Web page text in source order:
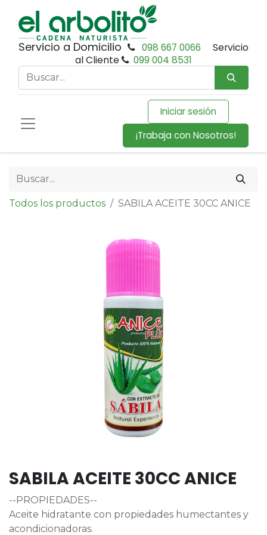
Servicio a Domicilio 098 667 0066
Servicio
al Cliente
099 004 8531
Iniciar sesión
¡Trabaja con Nosotros!
Todos los productos SABILA ACEITE 30CC ANICE
SABILA ACEITE 30CC ANICE
--PROPIEDADES--
Aceite hidratante con propiedades humectantes y
acondicionadoras.